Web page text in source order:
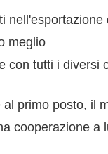
nell'esportazione
meglio
con tutti i diversi
al primo posto, il
cooperazione a